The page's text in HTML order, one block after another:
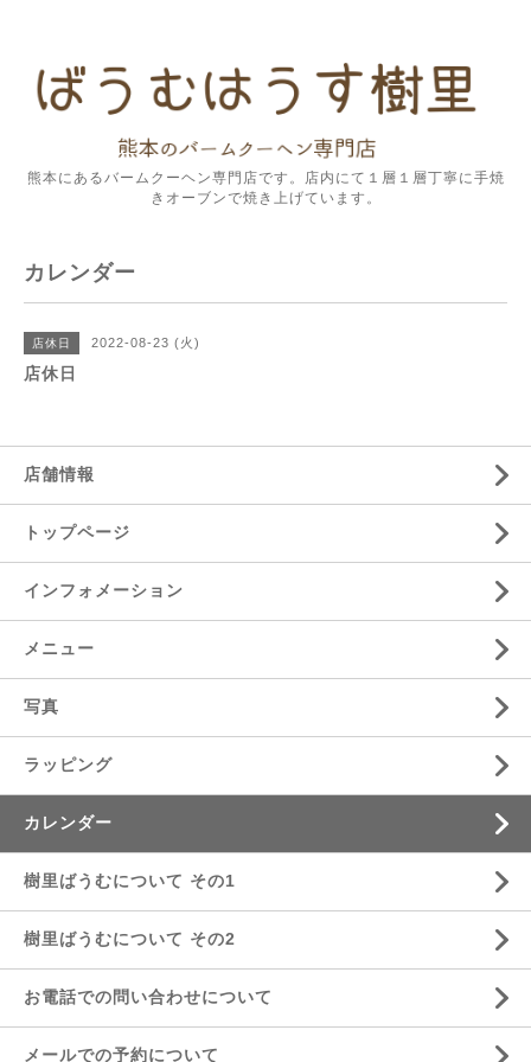
熊本にあるバームクーヘン専門店です。店内にて１層１層丁寧に手焼
きオーブンで焼き上げています。
カレンダー
店休日 2022-08-23 (火)
店休日
店舗情報
トップページ
インフォメーション
メニュー
写真
ラッピング
カレンダー
樹里ばうむについて その1
樹里ばうむについて その2
お電話での問い合わせについて
メールでの予約について